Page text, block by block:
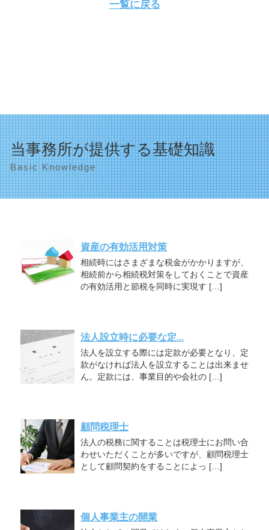
一覧に戻る
当事務所が提供する基礎知識
Basic Knowledge
資産の有効活用対策
相続時にはさまざまな税金がかかりますが、
相続前から相続税対策をしておくことで資産
の有効活用と節税を同時に実現す […]
法人設立時に必要な定...
法人を設立する際には定款が必要となり、定
款がなければ法人を設立することは出来ませ
ん。定款には、事業目的や会社の […]
顧問税理士
法人の税務に関することは税理士にお問い合
わせいただくことが多いですが、顧問税理士
として顧問契約をすることによっ […]
個人事業主の開業